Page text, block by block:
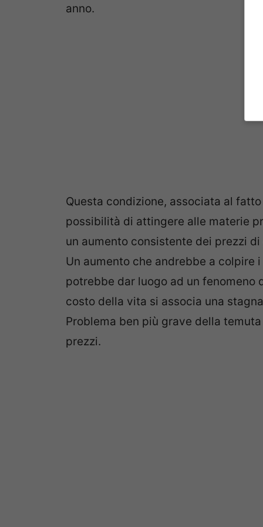
anno.
Questa condizione, associata al
possibilità di attingere alle materie
un aumento consistente dei prezzi
Un aumento che andrebbe a colpire
potrebbe dar luogo ad un fenomeno
costo della vita si associa una
Problema ben più grave della temuta
prezzi.